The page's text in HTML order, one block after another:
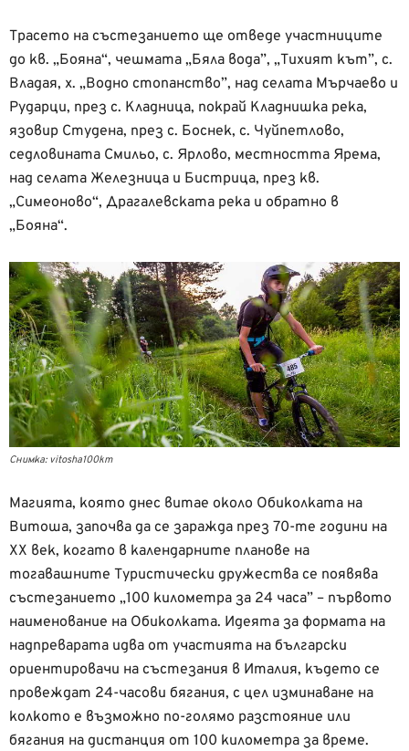
Трасето на състезанието ще отведе участниците
до кв. „Бояна“, чешмата „Бяла вода”, „Тихият кът”, с.
Владая, х. „Водно стопанство”, над селата Мърчаево и
Рударци, през с. Кладница, покрай Кладнишка река,
язовир Студена, през с. Боснек, с. Чуйпетлово,
седловината Смильо, с. Ярлово, местността Ярема,
над селата Железница и Бистрица, през кв.
„Симеоново“, Драгалевската река и обратно в
„Бояна“.
Снимка: vitosha100km
Магията, която днес витае около Обиколката на
Витоша, започва да се заражда през 70-те години на
XX век, когато в календарните планове на
тогавашните Туристически дружества се появява
състезанието „100 километра за 24 часа” – първото
наименование на Обиколката. Идеята за формата на
надпреварата идва от участията на български
ориентировачи на състезания в Италия, където се
провеждат 24-часови бягания, с цел изминаване на
колкото е възможно по-голямо разстояние или
бягания на дистанция от 100 километра за време.